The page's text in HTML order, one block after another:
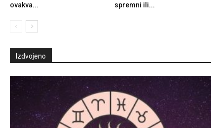
ovakva...
spremni ili...
Izdvojeno